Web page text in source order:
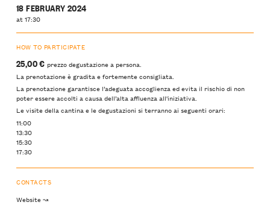
18 FEBRUARY 2024
at 17:30
HOW TO PARTICIPATE
25,00 € prezzo degustazione a persona.
La prenotazione è gradita e fortemente consigliata.
La prenotazione garantisce l’adeguata accoglienza ed evita il rischio di non
poter essere accolti a causa dell’alta affluenza all'iniziativa.
Le visite della cantina e le degustazioni si terranno ai seguenti orari:
11:00
13:30
15:30
17:30
CONTACTS
Website ↝